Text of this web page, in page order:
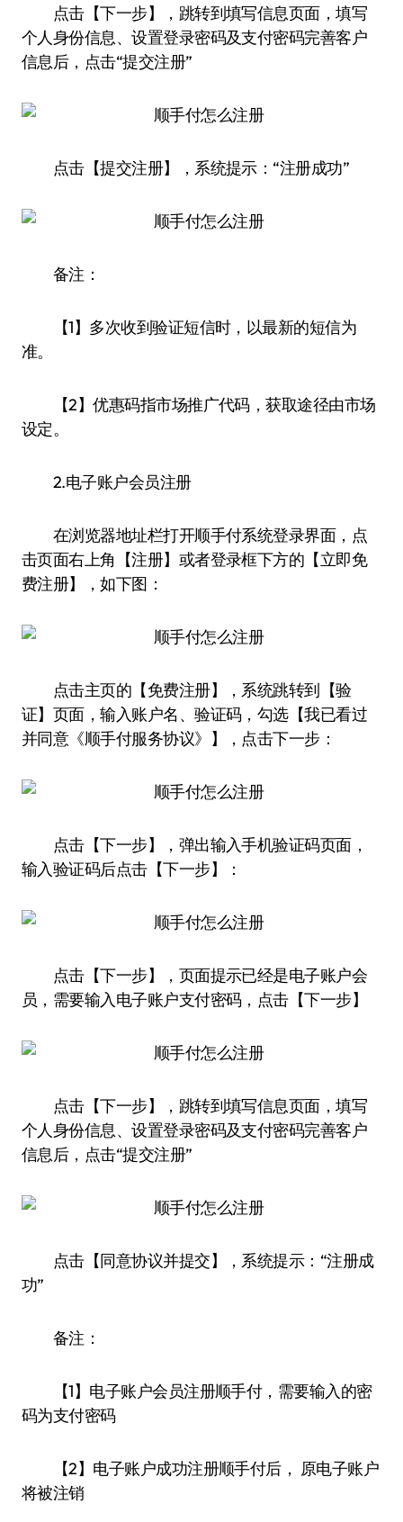
点击【下一步】，跳转到填写信息页面，填写
个人身份信息、设置登录密码及支付密码完善客户
信息后，点击“提交注册”
点击【提交注册】，系统提示：“注册成功”
备注：
【1】多次收到验证短信时，以最新的短信为
准。
【2】优惠码指市场推广代码，获取途径由市场
设定。
2.电子账户会员注册
在浏览器地址栏打开顺手付系统登录界面，点
击页面右上角【注册】或者登录框下方的【立即免
费注册】，如下图：
点击主页的【免费注册】，系统跳转到【验
证】页面，输入账户名、验证码，勾选【我已看过
并同意《顺手付服务协议》】，点击下一步：
点击【下一步】，弹出输入手机验证码页面，
输入验证码后点击【下一步】：
点击【下一步】，页面提示已经是电子账户会
员，需要输入电子账户支付密码，点击【下一步】
点击【下一步】，跳转到填写信息页面，填写
个人身份信息、设置登录密码及支付密码完善客户
信息后，点击“提交注册”
点击【同意协议并提交】，系统提示：“注册成
功”
备注：
【1】电子账户会员注册顺手付，需要输入的密
码为支付密码
【2】电子账户成功注册顺手付后， 原电子账户
将被注销